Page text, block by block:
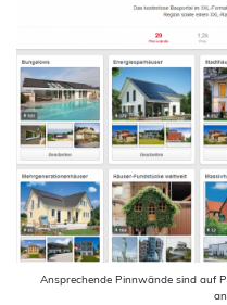
Ansprechende Pinnwände sind auf